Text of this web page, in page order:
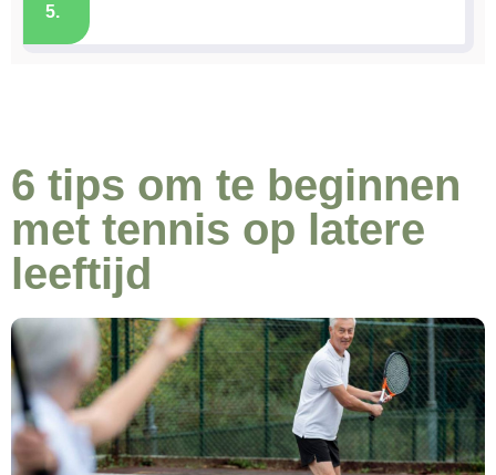
5.
6 tips om te beginnen
met tennis op latere
leeftijd